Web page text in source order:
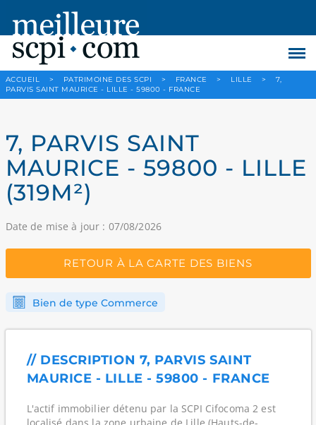
ACCUEIL > PATRIMOINE DES SCPI > FRANCE > LILLE >
7,
PARVIS SAINT MAURICE - LILLE - 59800 - FRANCE
7, PARVIS SAINT
MAURICE - 59800 - LILLE
(319M²)
Date de mise à jour : 07/08/2026
RETOUR À LA CARTE DES BIENS
Bien de type Commerce
// DESCRIPTION 7, PARVIS SAINT
MAURICE - LILLE - 59800 - FRANCE
L'actif immobilier détenu par la SCPI Cifocoma 2 est